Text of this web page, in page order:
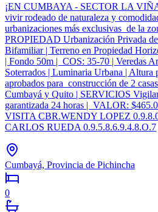
¡EN CUMBAYA - SECTOR LA
vivir rodeado de naturaleza y
urbanizaciones más exclusivas de la
PROPIEDAD Urbanización Privada
Bifamiliar | Terreno en Propiedad
| Fondo 50m | COS: 35-70 | Veredas
Soterrados | Luminaria Urbana | Altura
aprobados para construcción de 2
Cumbayá y Quito | SERVICIOS
garantizada 24 horas | VALOR:
VISITA CBR.WENDY LOPEZ
CARLOS RUEDA 0.9.5.8.6.9.4.8.O.7
Cumbayá, Provincia de Pichincha
0